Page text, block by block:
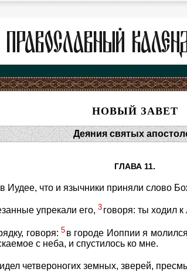
НОВЫЙ ЗАВЕТ
Деяния святых
ГЛАВА 11.
что и язычники приняли слово
упрекали его, 3 говоря: ты ходил
говоря:5 в городе Иоппии я
с неба, и спустилось ко мне.
четвероногих земных, зверей,